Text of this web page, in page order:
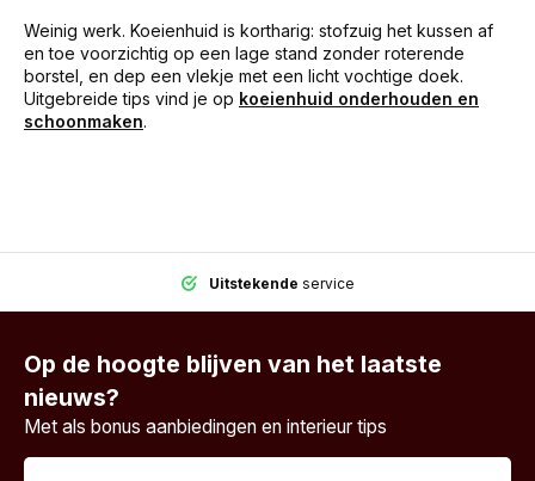
Weinig werk. Koeienhuid is kortharig: stofzuig het kussen af
en toe voorzichtig op een lage stand zonder roterende
borstel, en dep een vlekje met een licht vochtige doek.
Uitgebreide tips vind je op koeienhuid onderhouden en
schoonmaken.
Uitstekende service
Op de hoogte blijven van het laatste
nieuws?
Met als bonus aanbiedingen en interieur tips